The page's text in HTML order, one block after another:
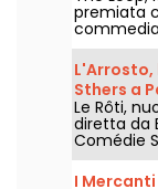
premiata
Georges
Sthers a
Le Rôti,
diretta da
Comédie
ottobre
I